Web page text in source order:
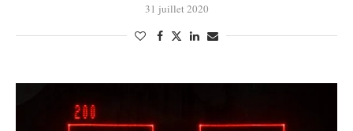
31 juillet 2020